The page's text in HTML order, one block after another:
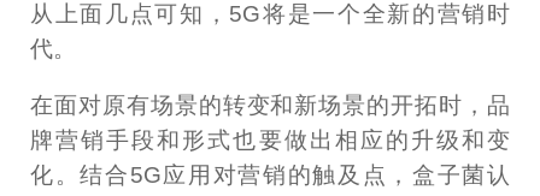
从上面几点可知，5G将是一个全新的营销时
代。
在面对原有场景的转变和新场景的开拓时，品
牌营销手段和形式也要做出相应的升级和变
化。结合5G应用对营销的触及点，盒子菌认